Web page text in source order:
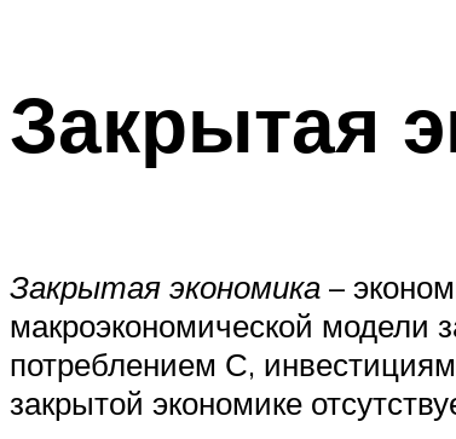
Закрытая
Закрытая экономика –
макроэкономической модели
потреблением С,
закрытой экономике